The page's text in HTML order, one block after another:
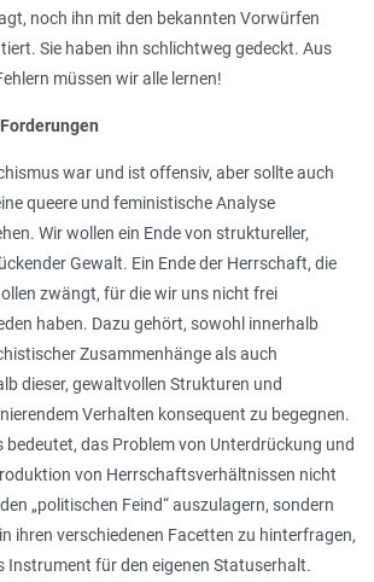
noch ihn mit den bekannten Vorwürfen
Sie haben ihn schlichtweg gedeckt. Aus
müssen wir alle lernen!
war und ist offensiv, aber sollte auch
queere und feministische Analyse
Wir wollen ein Ende von struktureller,
Gewalt. Ein Ende der Herrschaft, die
zwängt, für die wir uns nicht frei
haben. Dazu gehört, sowohl innerhalb
Zusammenhänge als auch
dieser, gewaltvollen Strukturen und
Verhalten konsequent zu begegnen.
bedeutet, das Problem von Unterdrückung und
von Herrschaftsverhältnissen nicht
„politischen Feind“ auszulagern, sondern
ihren verschiedenen Facetten zu hinterfragen,
Instrument für den eigenen Statuserhalt.